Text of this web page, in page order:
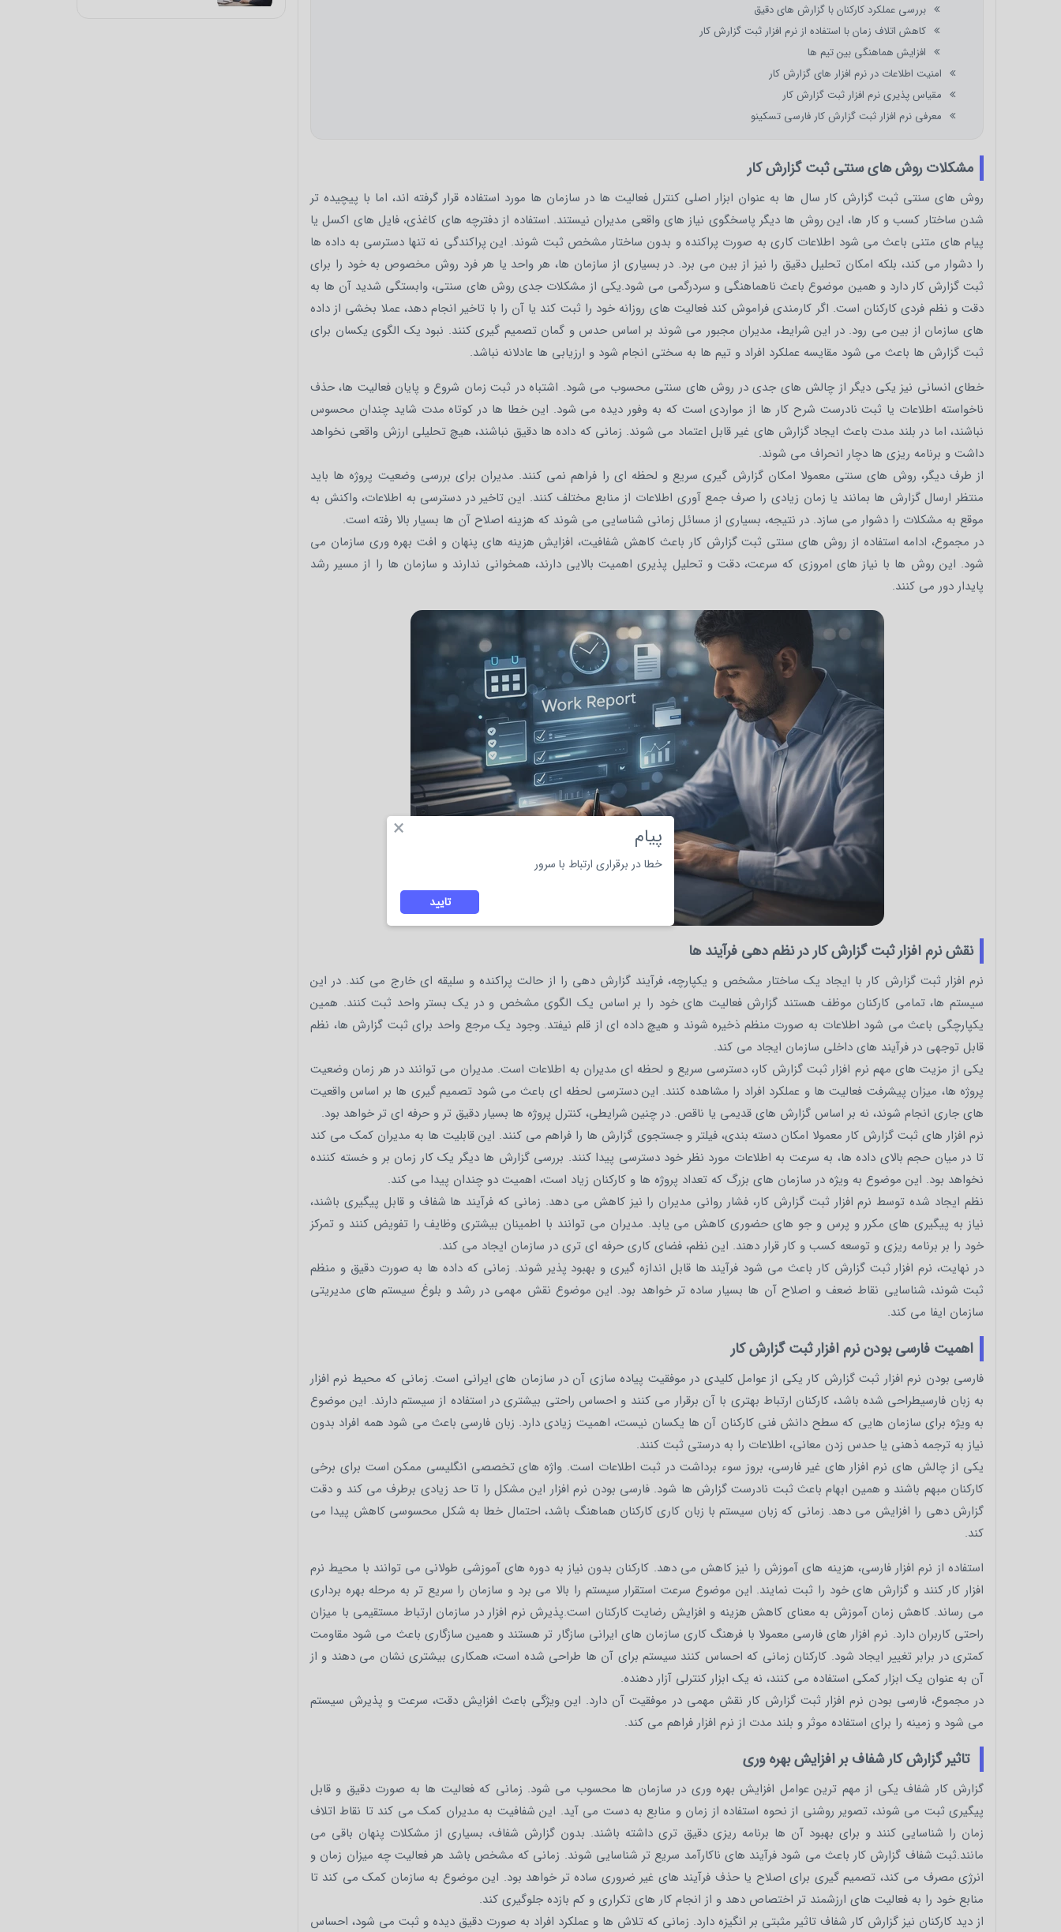
بررسی عملکرد کارکنان با گزارش های دقیق
کاهش اتلاف زمان با استفاده از نرم افزار ثبت گزارش کار
افزایش هماهنگی بین تیم ها
امنیت اطلاعات در نرم افزار های گزارش کار
مقیاس پذیری نرم افزار ثبت گزارش کار
معرفی نرم افزار ثبت گزارش کار فارسی تسکینو
مشکلات روش های سنتی ثبت گزارش کار
روش های سنتی ثبت گزارش کار سال ها به عنوان ابزار اصلی کنترل فعالیت ها در سازمان ها مورد استفاده قرار گرفته اند، اما با پیچیده تر
شدن ساختار کسب و کار ها، این روش ها دیگر پاسخگوی نیاز های واقعی مدیران نیستند. استفاده از دفترچه های کاغذی، فایل های اکسل یا
پیام های متنی باعث می شود اطلاعات کاری به صورت پراکنده و بدون ساختار مشخص ثبت شوند. این پراکندگی نه تنها دسترسی به داده ها
را دشوار می کند، بلکه امکان تحلیل دقیق را نیز از بین می برد. در بسیاری از سازمان ها، هر واحد یا هر فرد روش مخصوص به خود را برای
ثبت گزارش کار دارد و همین موضوع باعث ناهماهنگی و سردرگمی می شود.یکی از مشکلات جدی روش های سنتی، وابستگی شدید آن ها به
دقت و نظم فردی کارکنان است. اگر کارمندی فراموش کند فعالیت های روزانه خود را ثبت کند یا آن را با تاخیر انجام دهد، عملا بخشی از داده
های سازمان از بین می رود. در این شرایط، مدیران مجبور می شوند بر اساس حدس و گمان تصمیم گیری کنند. نبود یک الگوی یکسان برای
ثبت گزارش ها باعث می شود مقایسه عملکرد افراد و تیم ها به سختی انجام شود و ارزیابی ها عادلانه نباشد.
خطای انسانی نیز یکی دیگر از چالش های جدی در روش های سنتی محسوب می شود. اشتباه در ثبت زمان شروع و پایان فعالیت ها، حذف
ناخواسته اطلاعات یا ثبت نادرست شرح کار ها از مواردی است که به وفور دیده می شود. این خطا ها در کوتاه مدت شاید چندان محسوس
نباشند، اما در بلند مدت باعث ایجاد گزارش های غیر قابل اعتماد می شوند. زمانی که داده ها دقیق نباشند، هیچ تحلیلی ارزش واقعی نخواهد
داشت و برنامه ریزی ها دچار انحراف می شوند.
از طرف دیگر، روش های سنتی معمولا امکان گزارش گیری سریع و لحظه ای را فراهم نمی کنند. مدیران برای بررسی وضعیت پروژه ها باید
منتظر ارسال گزارش ها بمانند یا زمان زیادی را صرف جمع آوری اطلاعات از منابع مختلف کنند. این تاخیر در دسترسی به اطلاعات، واکنش به
موقع به مشکلات را دشوار می سازد. در نتیجه، بسیاری از مسائل زمانی شناسایی می شوند که هزینه اصلاح آن ها بسیار بالا رفته است.
در مجموع، ادامه استفاده از روش های سنتی ثبت گزارش کار باعث کاهش شفافیت، افزایش هزینه های پنهان و افت بهره وری سازمان می
شود. این روش ها با نیاز های امروزی که سرعت، دقت و تحلیل پذیری اهمیت بالایی دارند، همخوانی ندارند و سازمان ها را از مسیر رشد
پایدار دور می کنند.
نقش نرم افزار ثبت گزارش کار در نظم دهی فرآیند ها
نرم افزار ثبت گزارش کار با ایجاد یک ساختار مشخص و یکپارچه، فرآیند گزارش دهی را از حالت پراکنده و سلیقه ای خارج می کند. در این
سیستم ها، تمامی کارکنان موظف هستند گزارش فعالیت های خود را بر اساس یک الگوی مشخص و در یک بستر واحد ثبت کنند. همین
یکپارچگی باعث می شود اطلاعات به صورت منظم ذخیره شوند و هیچ داده ای از قلم نیفتد. وجود یک مرجع واحد برای ثبت گزارش ها، نظم
قابل توجهی در فرآیند های داخلی سازمان ایجاد می کند.
یکی از مزیت های مهم نرم افزار ثبت گزارش کار، دسترسی سریع و لحظه ای مدیران به اطلاعات است. مدیران می توانند در هر زمان وضعیت
پروژه ها، میزان پیشرفت فعالیت ها و عملکرد افراد را مشاهده کنند. این دسترسی لحظه ای باعث می شود تصمیم گیری ها بر اساس واقعیت
های جاری انجام شوند، نه بر اساس گزارش های قدیمی یا ناقص. در چنین شرایطی، کنترل پروژه ها بسیار دقیق تر و حرفه ای تر خواهد بود.
نرم افزار های ثبت گزارش کار معمولا امکان دسته بندی، فیلتر و جستجوی گزارش ها را فراهم می کنند. این قابلیت ها به مدیران کمک می کند
تا در میان حجم بالای داده ها، به سرعت به اطلاعات مورد نظر خود دسترسی پیدا کنند. بررسی گزارش ها دیگر یک کار زمان بر و خسته کننده
نخواهد بود. این موضوع به ویژه در سازمان های بزرگ که تعداد پروژه ها و کارکنان زیاد است، اهمیت دو چندان پیدا می کند.
نظم ایجاد شده توسط نرم افزار ثبت گزارش کار، فشار روانی مدیران را نیز کاهش می دهد. زمانی که فرآیند ها شفاف و قابل پیگیری باشند،
نیاز به پیگیری های مکرر و پرس و جو های حضوری کاهش می یابد. مدیران می توانند با اطمینان بیشتری وظایف را تفویض کنند و تمرکز
خود را بر برنامه ریزی و توسعه کسب و کار قرار دهند. این نظم، فضای کاری حرفه ای تری در سازمان ایجاد می کند.
در نهایت، نرم افزار ثبت گزارش کار باعث می شود فرآیند ها قابل اندازه گیری و بهبود پذیر شوند. زمانی که داده ها به صورت دقیق و منظم
ثبت شوند، شناسایی نقاط ضعف و اصلاح آن ها بسیار ساده تر خواهد بود. این موضوع نقش مهمی در رشد و بلوغ سیستم های مدیریتی
سازمان ایفا می کند.
اهمیت فارسی بودن نرم افزار ثبت گزارش کار
فارسی بودن نرم افزار ثبت گزارش کار یکی از عوامل کلیدی در موفقیت پیاده سازی آن در سازمان های ایرانی است. زمانی که محیط نرم افزار
به زبان فارسیطراحی شده باشد، کارکنان ارتباط بهتری با آن برقرار می کنند و احساس راحتی بیشتری در استفاده از سیستم دارند. این موضوع
به ویژه برای سازمان هایی که سطح دانش فنی کارکنان آن ها یکسان نیست، اهمیت زیادی دارد. زبان فارسی باعث می شود همه افراد بدون
نیاز به ترجمه ذهنی یا حدس زدن معانی، اطلاعات را به درستی ثبت کنند.
یکی از چالش های نرم افزار های غیر فارسی، بروز سوء برداشت در ثبت اطلاعات است. واژه های تخصصی انگلیسی ممکن است برای برخی
کارکنان مبهم باشند و همین ابهام باعث ثبت نادرست گزارش ها شود. فارسی بودن نرم افزار این مشکل را تا حد زیادی برطرف می کند و دقت
گزارش دهی را افزایش می دهد. زمانی که زبان سیستم با زبان کاری کارکنان هماهنگ باشد، احتمال خطا به شکل محسوسی کاهش پیدا می
کند.
استفاده از نرم افزار فارسی، هزینه های آموزش را نیز کاهش می دهد. کارکنان بدون نیاز به دوره های آموزشی طولانی می توانند با محیط نرم
افزار کار کنند و گزارش های خود را ثبت نمایند. این موضوع سرعت استقرار سیستم را بالا می برد و سازمان را سریع تر به مرحله بهره برداری
می رساند. کاهش زمان آموزش به معنای کاهش هزینه و افزایش رضایت کارکنان است.پذیرش نرم افزار در سازمان ارتباط مستقیمی با میزان
راحتی کاربران دارد. نرم افزار های فارسی معمولا با فرهنگ کاری سازمان های ایرانی سازگار تر هستند و همین سازگاری باعث می شود مقاومت
کمتری در برابر تغییر ایجاد شود. کارکنان زمانی که احساس کنند سیستم برای آن ها طراحی شده است، همکاری بیشتری نشان می دهند و از
آن به عنوان یک ابزار کمکی استفاده می کنند، نه یک ابزار کنترلی آزار دهنده.
در مجموع، فارسی بودن نرم افزار ثبت گزارش کار نقش مهمی در موفقیت آن دارد. این ویژگی باعث افزایش دقت، سرعت و پذیرش سیستم
می شود و زمینه را برای استفاده موثر و بلند مدت از نرم افزار فراهم می کند.
تاثیر گزارش کار شفاف بر افزایش بهره وری
گزارش کار شفاف یکی از مهم ترین عوامل افزایش بهره وری در سازمان ها محسوب می شود. زمانی که فعالیت ها به صورت دقیق و قابل
پیگیری ثبت می شوند، تصویر روشنی از نحوه استفاده از زمان و منابع به دست می آید. این شفافیت به مدیران کمک می کند تا نقاط اتلاف
زمان را شناسایی کنند و برای بهبود آن ها برنامه ریزی دقیق تری داشته باشند. بدون گزارش شفاف، بسیاری از مشکلات پنهان باقی می
مانند.ثبت شفاف گزارش کار باعث می شود فرآیند های ناکارآمد سریع تر شناسایی شوند. زمانی که مشخص باشد هر فعالیت چه میزان زمان و
انرژی مصرف می کند، تصمیم گیری برای اصلاح یا حذف فرآیند های غیر ضروری ساده تر خواهد بود. این موضوع به سازمان کمک می کند تا
منابع خود را به فعالیت های ارزشمند تر اختصاص دهد و از انجام کار های تکراری و کم بازده جلوگیری کند.
از دید کارکنان نیز گزارش کار شفاف تاثیر مثبتی بر انگیزه دارد. زمانی که تلاش ها و عملکرد افراد به صورت دقیق دیده و ثبت می شود، احساس
× پیام
خطا در برقراری ارتباط با سرور
تایید